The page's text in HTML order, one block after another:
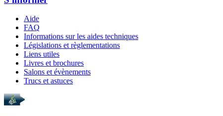
Aide
FAQ
Informations sur les aides techniques
Législations et règlementations
Liens utiles
Livres et brochures
Salons et évènements
Trucs et astuces